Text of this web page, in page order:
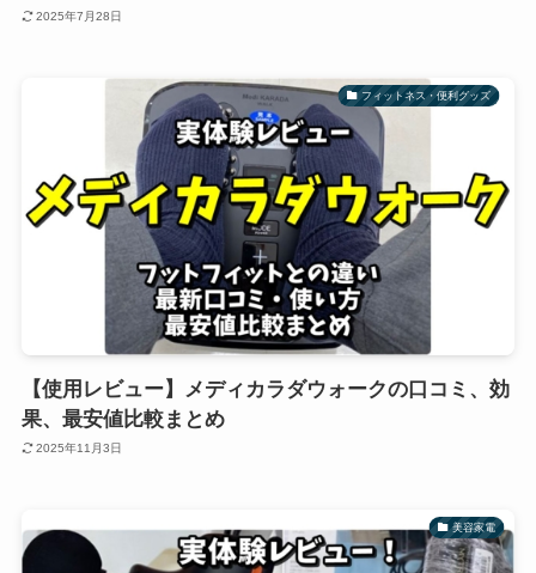
2025年7月28日
フィットネス・便利グッズ
【使用レビュー】メディカラダウォークの口コミ、効
果、最安値比較まとめ
2025年11月3日
美容家電